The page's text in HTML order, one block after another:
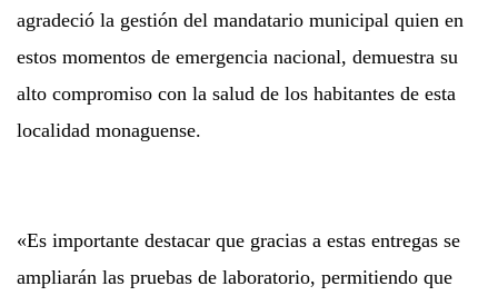
agradeció la gestión del mandatario municipal quien en
estos momentos de emergencia nacional, demuestra su
alto compromiso con la salud de los habitantes de esta
localidad monaguense.
«Es importante destacar que gracias a estas entregas se
ampliarán las pruebas de laboratorio, permitiendo que